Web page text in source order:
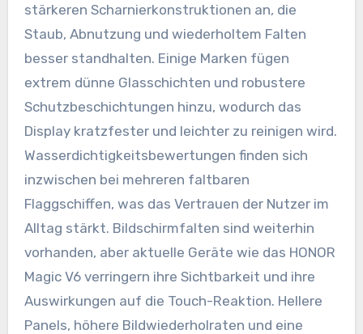
stärkeren Scharnierkonstruktionen an, die
Staub, Abnutzung und wiederholtem Falten
besser standhalten. Einige Marken fügen
extrem dünne Glasschichten und robustere
Schutzbeschichtungen hinzu, wodurch das
Display kratzfester und leichter zu reinigen wird.
Wasserdichtigkeitsbewertungen finden sich
inzwischen bei mehreren faltbaren
Flaggschiffen, was das Vertrauen der Nutzer im
Alltag stärkt. Bildschirmfalten sind weiterhin
vorhanden, aber aktuelle Geräte wie das HONOR
Magic V6 verringern ihre Sichtbarkeit und ihre
Auswirkungen auf die Touch-Reaktion. Hellere
Panels, höhere Bildwiederholraten und eine